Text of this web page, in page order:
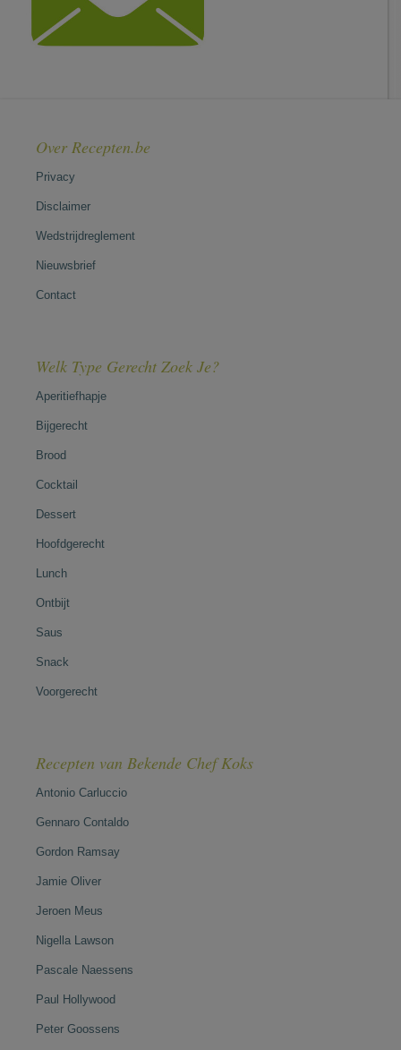
Over Recepten.be
Privacy
Disclaimer
Wedstrijdreglement
Nieuwsbrief
Contact
Welk Type Gerecht Zoek Je?
Aperitiefhapje
Bijgerecht
Brood
Cocktail
Dessert
Hoofdgerecht
Lunch
Ontbijt
Saus
Snack
Voorgerecht
Recepten van Bekende Chef Koks
Antonio Carluccio
Gennaro Contaldo
Gordon Ramsay
Jamie Oliver
Jeroen Meus
Nigella Lawson
Pascale Naessens
Paul Hollywood
Peter Goossens